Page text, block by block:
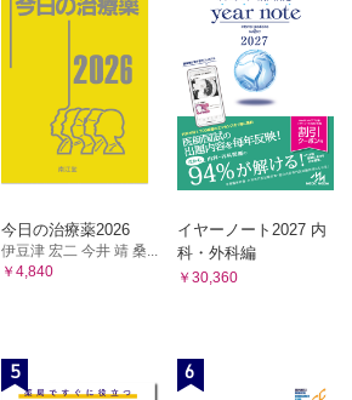
今日の治療薬2026
伊豆津 宏二 今井 靖 桑...
￥4,840
イヤーノート2027 内
科・外科編
￥30,360
5 6